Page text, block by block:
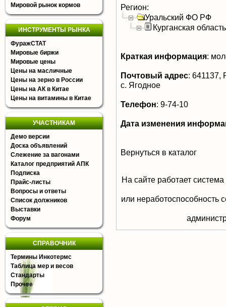
Мировой рынок кормов
ИНСТРУМЕНТЫ РЫНКА
ФуражСТАТ
Мировые биржи
Мировые цены
Цены на масличные
Цены на зерно в России
Цены на АК в Китае
Цены на витамины в Китае
УЧАСТНИКАМ
Демо версии
Доска объявлений
Слежение за вагонами
Каталог предприятий АПК
Подписка
Прайс-листы
Вопросы и ответы
Список должников
Выставки
Форум
СПРАВОЧНИК
Термины Инкотермс
Таблица мер и весов
Стандарты
Прочее
Регион:
Уральский ФО РФ
Курганская область
Краткая информация:
Почтовый адрес: 641137,
с. Ягодное
Телефон: 9-74-10
Дата изменения
Вернуться в каталог
На сайте работает
или неработоспособность